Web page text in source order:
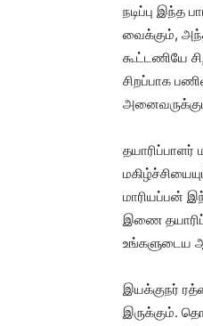
நடிப்பு இந்த
வைக்கும்,
கூட்டணியே
சிறப்பாக
மாரியப்பன்
இணை
உங்களுடைய
இயக்குநர்
இருக்கும்.